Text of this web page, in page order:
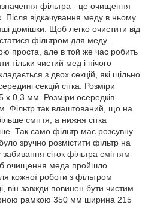
фільтра - це очищення
Після відкачування меду в ньому
домішки. Щоб легко очистити від
фільтром для меду.
проста, але в той же час робить
тільки чистий мед і нічого
з двох секцій, які щільно
секцій сітка. Розміри
х 0,3 мм. Розміри осередків
Фільтр так влаштований, що на
сміття, а нижня сітка
Так само фільтр має розсувну
зручно розмістити фільтр на
сіток фільтра сміттям
очищення меда пройшло
кожної роботи з фільтром
він завжди повинен бути чистим.
рамкою 350 мм ширина 215